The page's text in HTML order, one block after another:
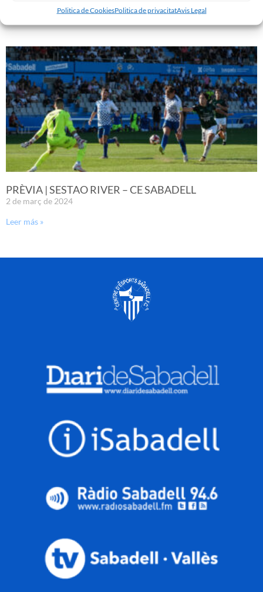
Politica de CookiesPolitica de privacitatAvis Legal
PRÈVIA | SESTAO RIVER – CE SABADELL
2 de març de 2024
Leer más »